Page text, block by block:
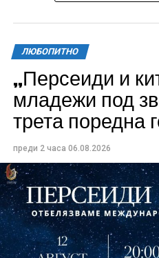
Всички събития ще се
Райкович“, срещу
свободен. Програмата ще
изпълнители GoGo, Toria,
ЛЮБОПИТНО
„Персеиди и
младежи под
трета поредна
преди 2 часа 06.08.2026